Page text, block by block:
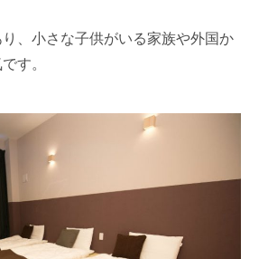
、小さな子供がいる家族や外国か
す。